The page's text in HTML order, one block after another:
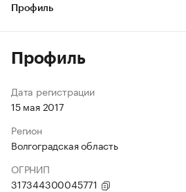
Профиль
Профиль
Дата регистрации
15 мая 2017
Регион
Волгоградская область
ОГРНИП
317344300045771